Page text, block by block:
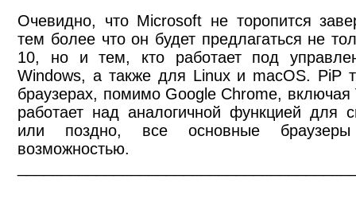
Очевидно, что Microsoft не торопится
тем более что он будет предлагаться не
10, но и тем, кто работает под
Windows, а также для Linux и macOS. PiP
браузерах, помимо Google Chrome,
работает над аналогичной функцией для
или поздно, все основные
возможностью.